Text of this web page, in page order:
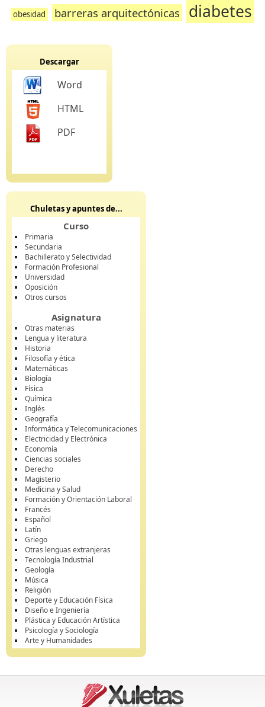
obesidad
barreras arquitectónicas diabetes
Descargar
Word
HTML
PDF
Chuletas y apuntes de...
Curso
Primaria
Secundaria
Bachillerato y Selectividad
Formación Profesional
Universidad
Oposición
Otros cursos
Asignatura
Otras materias
Lengua y literatura
Historia
Filosofía y ética
Matemáticas
Biología
Física
Química
Inglés
Geografía
Informática y Telecomunicaciones
Electricidad y Electrónica
Economía
Ciencias sociales
Derecho
Magisterio
Medicina y Salud
Formación y Orientación Laboral
Francés
Español
Latín
Griego
Otras lenguas extranjeras
Tecnología Industrial
Geología
Música
Religión
Deporte y Educación Física
Diseño e Ingeniería
Plástica y Educación Artística
Psicología y Sociología
Arte y Humanidades